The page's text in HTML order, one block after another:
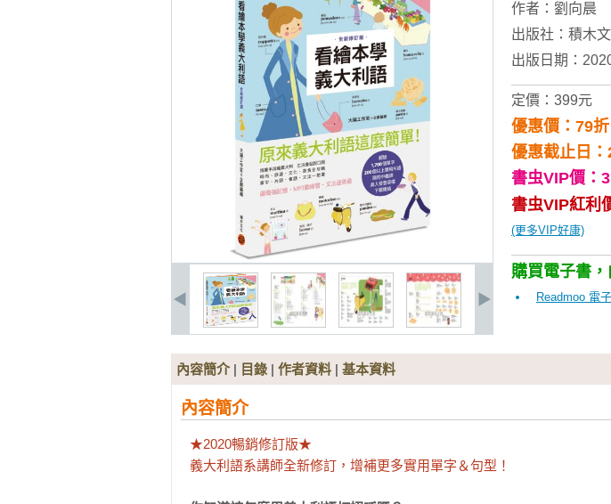
作者： 劉向晨
出版社： 積木
出版日期：
定價：399元
優惠價：79
優惠截止日
書虫VIP價：
書虫VIP紅利
(更多VIP好康)
購買電子書，
Readmoo 電
內容簡介| 目錄 | 作者資料 | 基本資料
內容簡介
★2020暢銷修訂版★
義大利語系講師全新修訂，增補更多實用單字＆句型！